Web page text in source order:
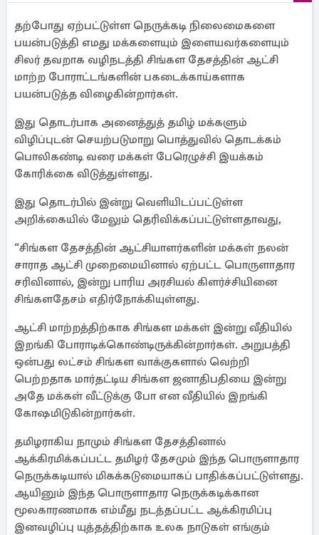
தற்போது ஏற்பட்டுள்ள நெருக்கடி நிலைமைகளை
பயன்படுத்தி எமது மக்களையும் இளையவர்களையும்
சிலர் தவறாக வழிநடத்தி சிங்கள தேசத்தின் ஆட்சி
மாற்ற போராட்டங்களின் பகடைக்காய்களாக
பயன்படுத்த விழைகின்றார்கள்.
இது தொடர்பாக அனைத்துத் தமிழ் மக்களும்
விழிப்புடன் செயற்படுமாறு பொத்துவில் தொடக்கம்
பொலிகண்டி வரை மக்கள் பேரெழுச்சி இயக்கம்
கோரிக்கை விடுத்துள்ளது.
இது தொடர்பில் இன்று வெளியிடப்பட்டுள்ள
அறிக்கையில் மேலும் தெரிவிக்கப்பட்டுள்ளதாவது,
“சிங்கள தேசத்தின் ஆட்சியாளர்களின் மக்கள் நலன்
சாராத ஆட்சி முறைமையினால் ஏற்பட்ட பொருளாதார
சரிவினால், இன்று பாரிய அரசியல் கிளர்ச்சியினை
சிங்களதேசம் எதிர்நோக்கியுள்ளது.
ஆட்சி மாற்றத்திற்காக சிங்கள மக்கள் இன்று வீதியில்
இறங்கி போராடிக்கொண்டிருக்கின்றார்கள். அறுபத்தி
ஒன்பது லட்சம் சிங்கள வாக்குகளால் வெற்றி
பெற்றதாக மார்தட்டிய சிங்கள ஜனாதிபதியை இன்று
அதே மக்கள் வீட்டுக்கு போ என வீதியில் இறங்கி
கோஷமிடுகின்றார்கள்.
தமிழராகிய நாமும் சிங்கள தேசத்தினால்
ஆக்கிரமிக்கப்பட்ட தமிழர் தேசமும் இந்த பொருளாதார
நெருக்கடியால் மிகக்கடுமையாகப் பாதிக்கப்பட்டுள்ளது.
ஆயினும் இந்த பொருளாதார நெருக்கடிக்கான
மூலகாரணமாக எம்மீது நடத்தப்பட்ட ஆக்கிரமிப்பு
இனவழிப்பு யுத்தத்திற்காக உலக நாடுகள் எங்கும்